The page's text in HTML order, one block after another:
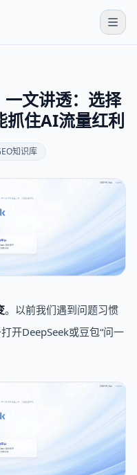
一文讲透：选择
抓住AI流量红利
知识库
。以前我们遇到问题习惯
开DeepSeek或豆包“问一